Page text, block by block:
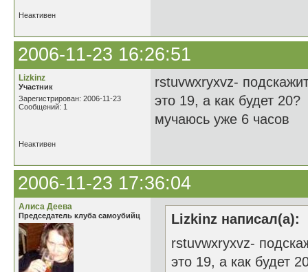
Неактивен
2006-11-23 16:26:51
Lizkinz
Участник
Зарегистрирован: 2006-11-23
Сообщений: 1
rstuvwxryxvz-
это 19, а как будет 20?
мучаюсь уже 6 часов
Неактивен
2006-11-23 17:36:04
Алиса Деева
Председатель клуба самоубийц
Lizkinz написал(а):
rstuvwxryxvz-
это 19, а как будет